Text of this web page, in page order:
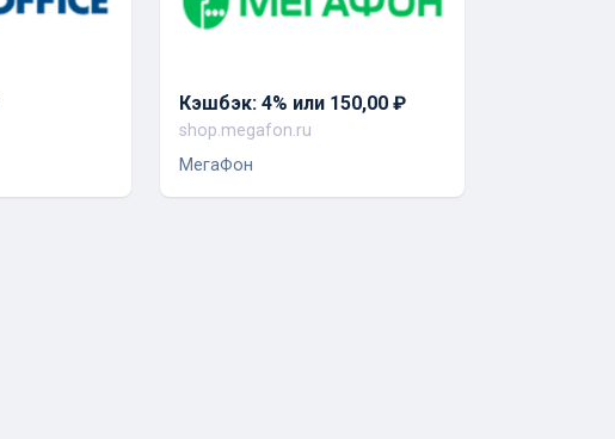
Кэшбэк: 4% или 150,00 ₽
shop.megafon.ru
МегаФон